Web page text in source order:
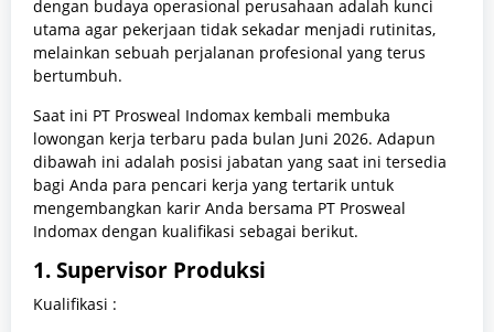
dengan budaya operasional perusahaan adalah kunci
utama agar pekerjaan tidak sekadar menjadi rutinitas,
melainkan sebuah perjalanan profesional yang terus
bertumbuh.
Saat ini PT Prosweal Indomax kembali membuka
lowongan kerja terbaru pada bulan Juni 2026. Adapun
dibawah ini adalah posisi jabatan yang saat ini tersedia
bagi Anda para pencari kerja yang tertarik untuk
mengembangkan karir Anda bersama PT Prosweal
Indomax dengan kualifikasi sebagai berikut.
1. Supervisor Produksi
Kualifikasi :